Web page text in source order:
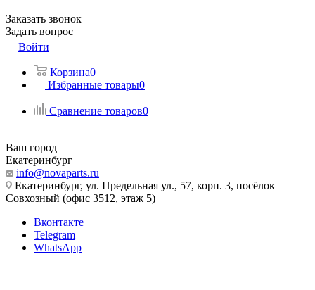
Заказать звонок
Задать вопрос
Войти
Корзина0
Избранные товары0
Сравнение товаров0
Ваш город
Екатеринбург
info@novaparts.ru
Екатеринбург, ул. Предельная ул., 57, корп. 3, посёлок
Совхозный (офис 3512, этаж 5)
Вконтакте
Telegram
WhatsApp